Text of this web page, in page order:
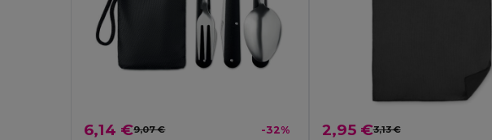
6,14 €9,07 € -32% 2,95 €3,13 €